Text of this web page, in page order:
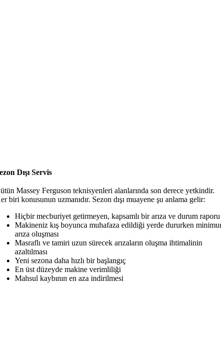
Dışı Servis
Massey Ferguson teknisyenleri alanlarında son derece yetkindir.
biri konusunun uzmanıdır. Sezon dışı muayene şu anlama gelir:
Hiçbir mecburiyet getirmeyen, kapsamlı bir arıza ve durum raporu
Makineniz kış boyunca muhafaza edildiği yerde dururken
arıza oluşması
Masraflı ve tamiri uzun sürecek arızaların oluşma ihtimalinin
azaltılması
Yeni sezona daha hızlı bir başlangıç
En üst düzeyde makine verimliliği
Mahsul kaybının en aza indirilmesi